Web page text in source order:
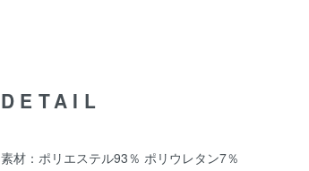
DETAIL
素材：ポリエステル93％ ポリウレタン7％